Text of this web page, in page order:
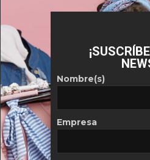
Nombre(s)
Empresa